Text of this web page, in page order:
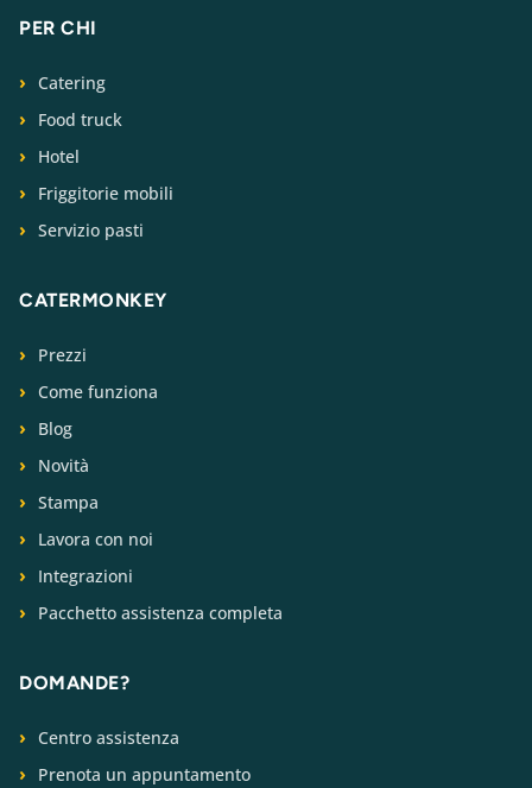
PER CHI
Catering
Food truck
Hotel
Friggitorie mobili
Servizio pasti
CATERMONKEY
Prezzi
Come funziona
Blog
Novità
Stampa
Lavora con noi
Integrazioni
Pacchetto assistenza completa
DOMANDE?
Centro assistenza
Prenota un appuntamento